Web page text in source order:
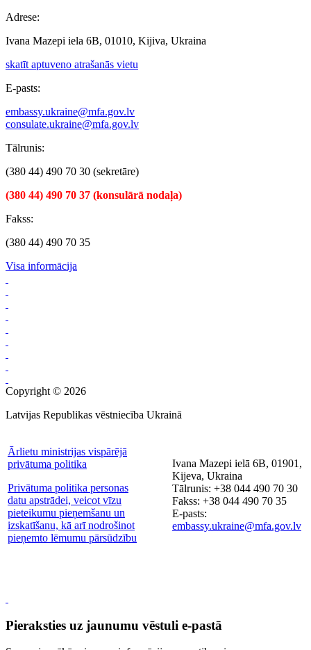
Adrese:
Ivana Mazepi iela 6B, 01010, Kijiva, Ukraina
skatīt aptuveno atrašanās vietu
E-pasts:
embassy.ukraine@mfa.gov.lv
consulate.ukraine@mfa.gov.lv
Tālrunis:
(380 44) 490 70 30 (sekretāre)
(380 44) 490 70 37 (konsulārā nodaļa)
Fakss:
(380 44) 490 70 35
Visa informācija
Copyright © 2026
Latvijas Republikas vēstniecība Ukrainā
Ārlietu ministrijas vispārējā
privātuma politika
Privātuma politika personas
datu apstrādei, veicot vīzu
pieteikumu pieņemšanu un
izskatīšanu, kā arī nodrošinot
pieņemto lēmumu pārsūdzību
Ivana Mazepi ielā 6B, 01901,
Kijeva, Ukraina
Tālrunis: +38 044 490 70 30
Fakss: +38 044 490 70 35
E-pasts:
embassy.ukraine@mfa.gov.lv
Pieraksties uz jaunumu vēstuli e-pastā